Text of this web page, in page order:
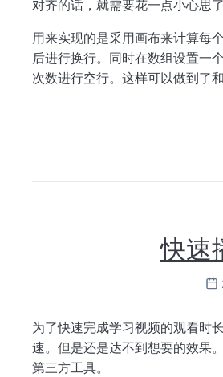
对齐的话，就需要花一点小心思了
用来实现的是采用画布来计算每
后进行换行。同时在数组设置一
次数进行空行。这样可以做到了
快速
为了快速完成学习视频的观看时
速。但是还是达不到想要的效果
第三方工具。